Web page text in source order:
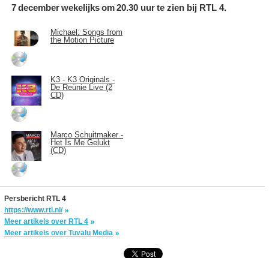
7 december wekelijks om 20.30 uur te zien bij RTL 4.
Michael: Songs from
the Motion Picture
K3 - K3 Originals -
De Reünie Live (2
CD)
Marco Schuitmaker -
Het Is Me Gelukt
(CD)
Persbericht RTL 4
https://www.rtl.nl/
Meer artikels over RTL 4
Meer artikels over Tuvalu Media